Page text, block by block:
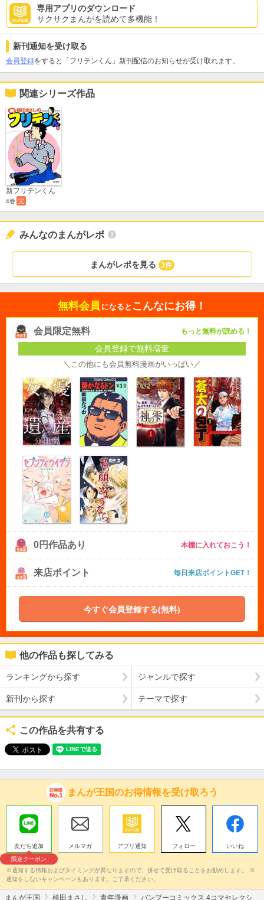
専用アプリのダウンロード
サクサクまんがを読めて多機能！
新刊通知を受け取る
会員登録をすると「フリテンくん」新刊配信のお知らせが受け取れます。
関連シリーズ作品
新フリテンくん
4巻 完
みんなのまんがレポ
まんがレポを見る 3件
無料会員 になると こんなにお得！
会員限定無料 もっと無料が読める！
会員登録で無料増量
＼この他にも会員無料漫画がいっぱい／
0円作品あり 本棚に入れておこう！
来店ポイント 毎日来店ポイントGET！
今すぐ会員登録する(無料)
他の作品も探してみる
ランキングから探す ジャンルで探す
新刊から探す テーマで探す
この作品を共有する
まんが王国のお得情報を受け取ろう
友だち追加
限定クーポン
メルマガ アプリ通知 フォロー いいね
※通知する情報およびタイミングが異なりますので、併せて受け取ることをお勧めします。 ※
通知をしないキャンペーンもあります。ご了承ください。
まんが王国 植田まさし 青年漫画 バンブーコミックス 4コマセレクシ